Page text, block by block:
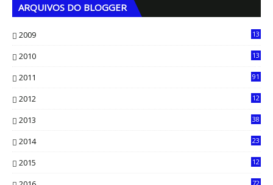
ARQUIVOS DO BLOGGER
2009
13
2010
13
2011 91
2012
12
2013
38
2014
23
2015
12
72